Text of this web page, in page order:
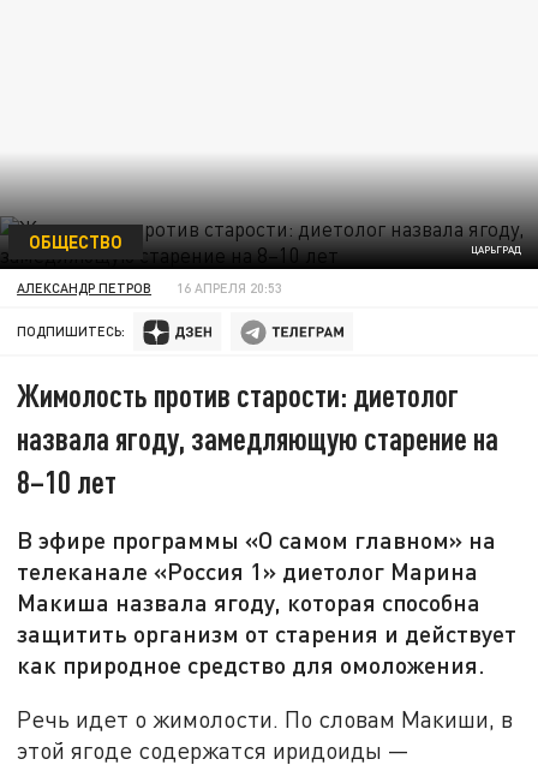
ЦАРЬГРАД
ОБЩЕСТВО
АЛЕКСАНДР ПЕТРОВ 16 АПРЕЛЯ 20:53
ПОДПИШИТЕСЬ:
Жимолость против старости: диетолог
назвала ягоду, замедляющую старение на
8–10 лет
В эфире программы «О самом главном» на
телеканале «Россия 1» диетолог Марина
Макиша назвала ягоду, которая способна
защитить организм от старения и действует
как природное средство для омоложения.
Речь идет о жимолости. По словам Макиши, в
этой ягоде содержатся иридоиды —